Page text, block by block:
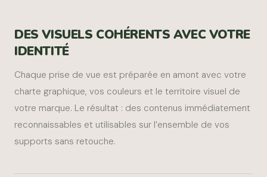
DES VISUELS COHÉRENTS AVEC VOTRE
IDENTITÉ
Chaque prise de vue est préparée en amont avec votre
charte graphique, vos couleurs et le territoire visuel de
votre marque. Le résultat : des contenus immédiatement
reconnaissables et utilisables sur l’ensemble de vos
supports sans retouche.